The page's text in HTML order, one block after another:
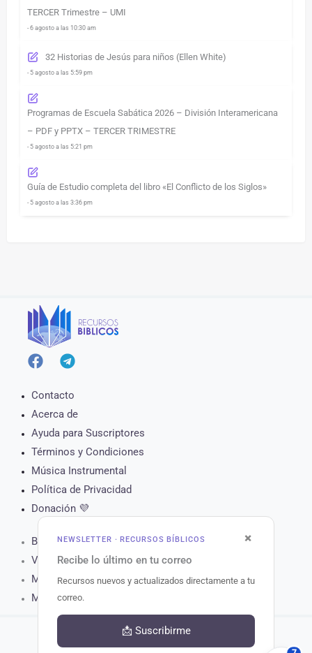
TERCER Trimestre – UMI
- 6 agosto a las 10:30 am
32 Historias de Jesús para niños (Ellen White)
- 5 agosto a las 5:59 pm
Programas de Escuela Sabática 2026 – División Interamericana
– PDF y PPTX – TERCER TRIMESTRE
- 5 agosto a las 5:21 pm
Guía de Estudio completa del libro «El Conflicto de los Siglos»
- 5 agosto a las 3:36 pm
×
NEWSLETTER · RECURSOS BÍBLICOS
Recibe lo último en tu correo
Recursos nuevos y actualizados directamente a tu
correo.
📩 Suscribirme
Contacto
Acerca de
Ayuda para Suscriptores
Términos y Condiciones
Música Instrumental
Política de Privacidad
Donación 💜
Biblia Online
Versículo del Día
Muro de Oración
Matutina para Hoy